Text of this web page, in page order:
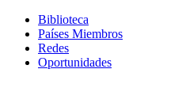
Biblioteca
Países Miembros
Redes
Oportunidades